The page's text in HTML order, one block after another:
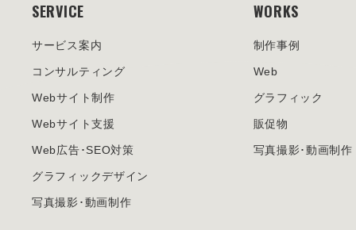
SERVICE
サービス案内
コンサルティング
Webサイト制作
Webサイト支援
Web広告･SEO対策
グラフィックデザイン
写真撮影･動画制作
WORKS
制作事例
Web
グラフィック
販促物
写真撮影･動画制作